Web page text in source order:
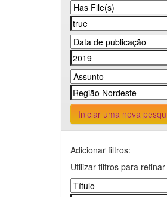
Iniciar uma nova
Adicionar filtros:
Utilizar filtros para